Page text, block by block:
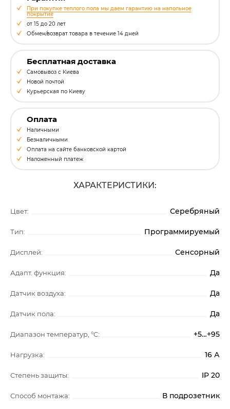
При покупке теплого пола мы даем гарантию на напольное
покрытие
от 15 до 20 лет
Обмен/возврат товара в течение 14 дней
Бесплатная доставка
Самовывоз с Киева
Новой почтой
Курьерская по Киеву
Оплата
Наличными
Безналичными
Оплата на сайте банковской картой
Наложенный платеж
ХАРАКТЕРИСТИКИ:
Цвет: Серебряный
Тип: Программируемый
Дисплей: Сенсорный
Адапт. функция: Да
Датчик воздуха: Да
Датчик пола: Да
Диапазон температур, °C: +5…+95
Нагрузка: 16 А
Степень защиты: IP 20
Способ монтажа: В подрозетник